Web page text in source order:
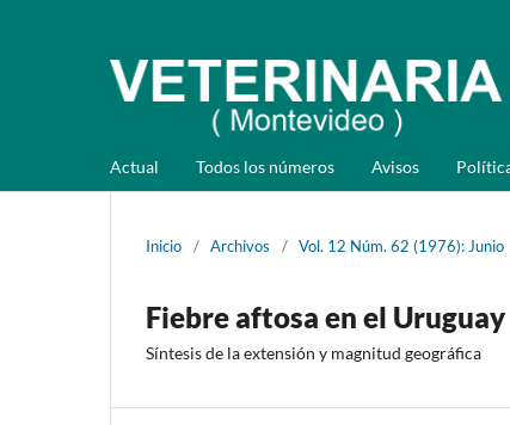
Actual Todos los números Avisos
Inicio / Archivos / Vol. 12 Núm. 62 (1976): Junio
Fiebre aftosa en el Uruguay
Síntesis de la extensión y magnitud geográfica